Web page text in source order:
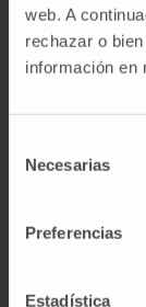
web. A
rechazar o
información en
Necesarias
Preferencias
Estadística
torácicos y
aparece,
del
figura con
de la